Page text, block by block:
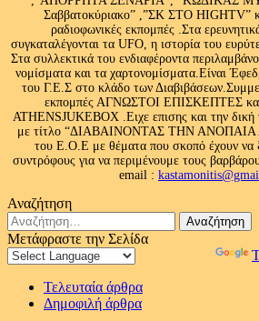
Σαββατοκύριακο” ,”ΣΚ ΣΤΟ HIGHTV”
ραδιοφωνικές εκπομπές .Στα
συγκαταλέγονται τα UFO, η ιστορία του
Στα συλλεκτικά του ενδιαφέροντα
νομίσματα και τα χαρτονομίσματα.Είναι
του Γ.Ε.Σ στο κλάδο των
εκπομπές ΑΓΝΩΣΤΟΙ ΕΠΙΣΚΕΠΤΕΣ
ATHENSJUKEBOX .Ειχε επισης και την
με τίτλο “ΔΙΑΒΑΙΝΟΝΤΑΣ ΤΗΝ ΑΝΟΠΑΙΑ
του Ε.Ο.Ε με θέματα που σκοπό έχουν να
συντρόφους για να περιμένουμε τους
email :
Αναζήτηση
Αναζήτηση
για:
Μετάφραστε την Σελίδα
Τελευταία άρθρα
Δημοφιλή άρθρα